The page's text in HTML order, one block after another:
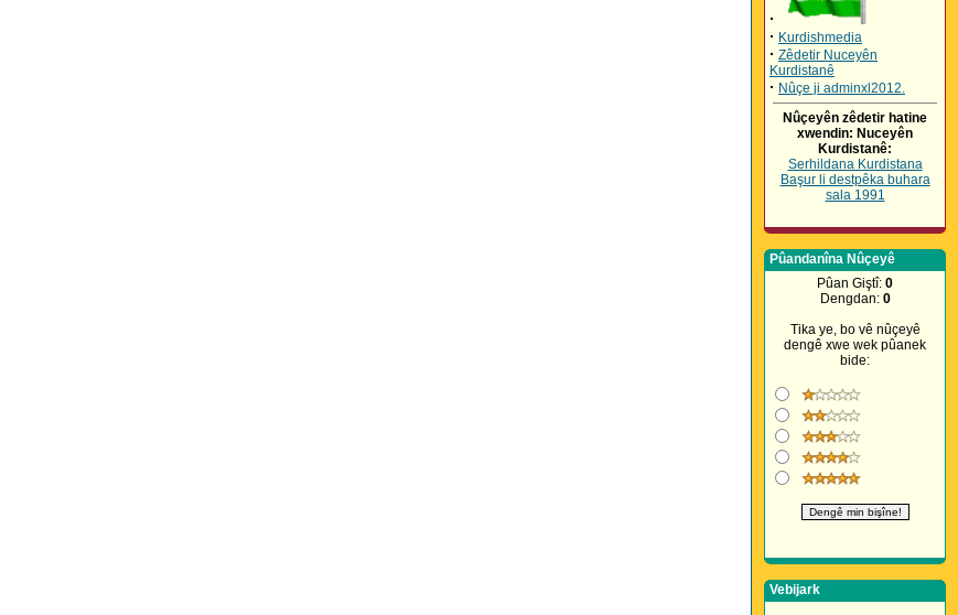
·
· Kurdishmedia
· Zêdetir Nuceyên
Kurdistanê
· Nûçe ji adminxl2012.
Nûçeyên zêdetir hatine
xwendin: Nuceyên
Kurdistanê:
Serhildana Kurdistana
Başur li destpêka buhara
sala 1991
Pûandanîna Nûçeyê
Pûan Giştî: 0
Dengdan: 0
Tika ye, bo vê nûçeyê
dengê xwe wek pûanek
bide:
Vebijark